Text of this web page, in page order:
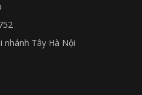
nhánh Tây Hà Nội